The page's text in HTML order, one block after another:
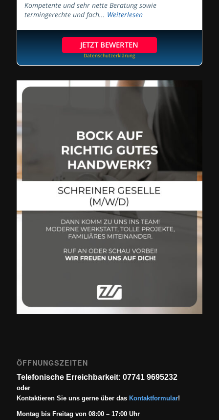
Kompetente und sehr nette Beratung sowie
termingerechte und fach... Weiterlesen
JETZT BEWERTEN
Datenschutzerklärung
ÖFFNUNGSZEITEN
Telefonische Erreichbarkeit: 07741 9695232
oder
Kontaktieren Sie uns gerne über das Kontaktformular!
Montag bis Freitag von 08:00 – 17:00 Uhr